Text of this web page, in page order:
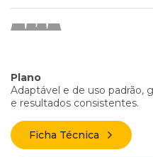
Plano
Adaptável e de uso padrão,
e resultados consistentes.
Ficha Técnica